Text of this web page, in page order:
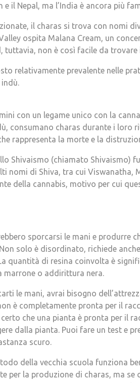
e il Nepal, ma l’India è ancora più
il charas si trova con nomi
ospita Malana Cream, un
tuttavia, non è così facile da
relativamente prevalente nelle
con un legame unico con la
consumano charas durante i loro
rappresenta la morte e la
Shivaismo (chiamato
nomi di Shiva, tra cui Viswanatha,
della cannabis, motivo per cui
sporcarsi le mani e produrre
solo è disordinato, richiede
quantità di resina coinvolta è
marrone o addirittura nera.
le mani, avrai bisogno
è completamente pronta per il
certo che una pianta è pronta per il
dalla pianta. Puoi fare un test e
scuro.
della vecchia scuola funziona
per la produzione di charas, ma